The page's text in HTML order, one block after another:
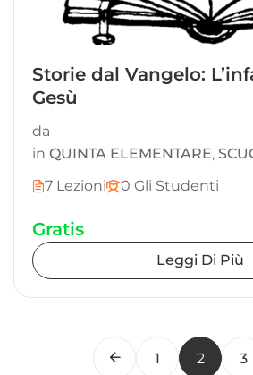
Storie dal Vangelo:
Gesù
da
in QUINTA ELEMENTARE,
7 Lezioni
0 Gli Studenti
Gratis
Leggi Di Più
1 2 3